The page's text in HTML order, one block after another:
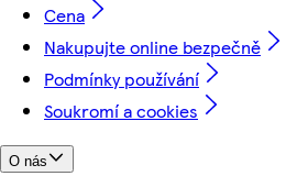
Cena
Nakupujte online bezpečně
Podmínky používání
Soukromí a cookies
O nás